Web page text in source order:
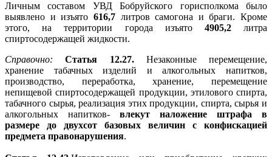
Личным составом УВД Бобруйского горисполкома было
выявлено и изъято 616,7литров самогона и браги. Кроме
этого, на территории города изъято 4905,2литра
спиртосодержащей жидкости.
Справочно: Статья 12.27.Незаконные перемещение,
хранение табачных изделий и алкогольных напитков,
производство, переработка, хранение, перемещение
непищевой спиртосодержащей продукции, этилового спирта,
табачного сырья, реализация этих продукции, спирта, сырья и
алкогольных напитков- влекут наложение штрафа в
размере до двухсот базовых величин с конфискацией
предмета правонарушения.